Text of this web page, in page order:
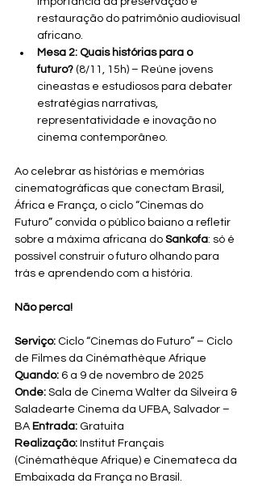
restauração do patrimônio audiovisual
africano.
Mesa 2: Quais histórias para o
futuro? (8/11, 15h) – Reúne jovens
cineastas e estudiosos para debater
estratégias narrativas,
representatividade e inovação no
cinema contemporâneo.
Ao celebrar as histórias e memórias
cinematográficas que conectam Brasil,
África e França, o ciclo “Cinemas do
Futuro” convida o público baiano a refletir
sobre a máxima africana do Sankofa: só é
possível construir o futuro olhando para
trás e aprendendo com a história.
Não perca!
Serviço: Ciclo “Cinemas do Futuro” – Ciclo
de Filmes da Cinémathèque Afrique
Quando: 6 a 9 de novembro de 2025
Onde: Sala de Cinema Walter da Silveira &
Saladearte Cinema da UFBA, Salvador –
BA Entrada: Gratuita
Realização: Institut Français
(Cinémathèque Afrique) e Cinemateca da
Embaixada da França no Brasil.